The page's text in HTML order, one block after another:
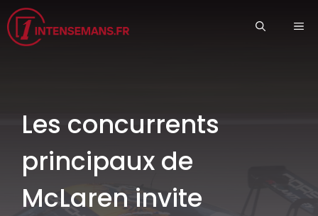
Aller
au
contenu
Les concurrents
principaux de
McLaren invite